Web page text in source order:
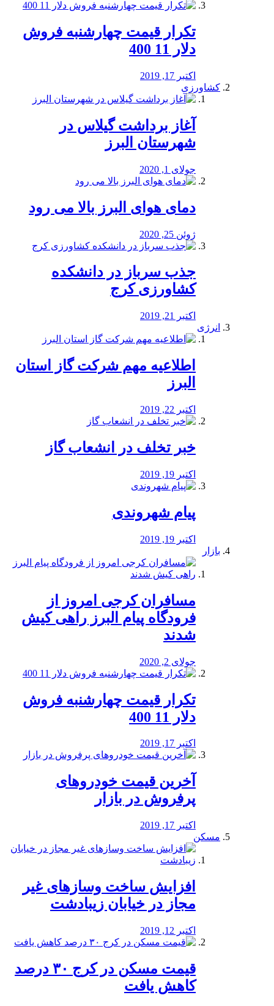
تکرار قیمت چهارشنبه فروش
دلار 11 400
اکتبر 17, 2019
کشاورزی
آغاز برداشت گیلاس در
شهرستان البرز
جولای 1, 2020
دمای هوای البرز بالا می رود
ژوئن 25, 2020
جذب سرباز در دانشکده
کشاورزی کرج
اکتبر 21, 2019
انرژی
️اطلاعیه مهم شرکت گاز استان
البرز
اکتبر 22, 2019
خبر تخلف در انشعاب گاز
اکتبر 19, 2019
پیام شهروندی
اکتبر 19, 2019
بازار
مسافران کرجی امروز از
فرودگاه پیام البرز راهی کیش
شدند
جولای 2, 2020
تکرار قیمت چهارشنبه فروش
دلار 11 400
اکتبر 17, 2019
آخرین قیمت خودرو‌های
پرفروش در بازار
اکتبر 17, 2019
مسکن
افزایش ساخت وسازهای غیر
مجاز در خیابان زیبادشت
اکتبر 12, 2019
️قیمت مسکن در کرج ۳۰ درصد
کاهش یافت